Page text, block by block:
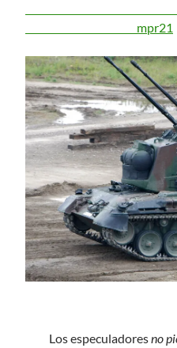
25 de
mpr21
L os especuladoresno